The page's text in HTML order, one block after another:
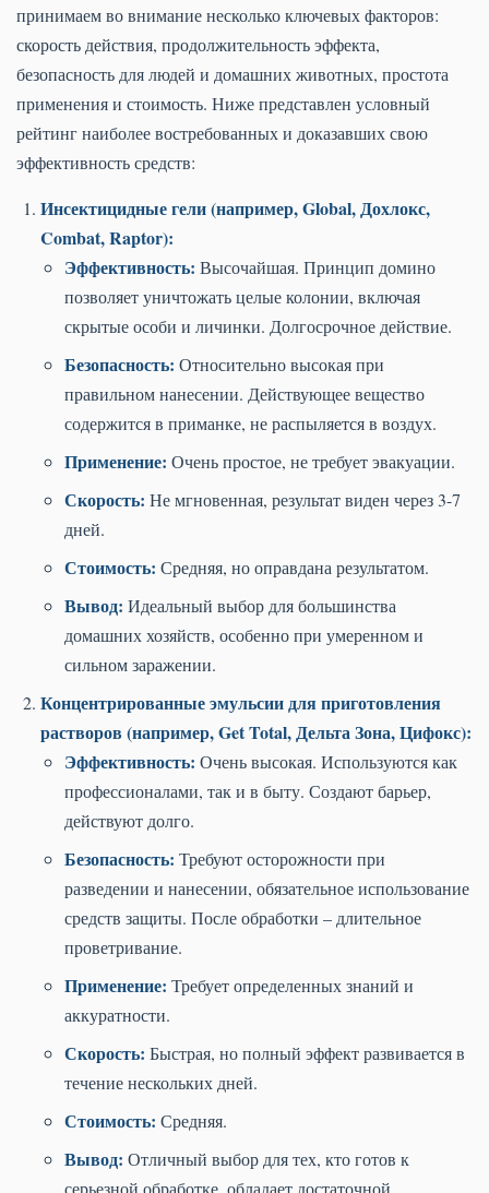
принимаем во внимание несколько ключевых факторов:
скорость действия, продолжительность эффекта,
безопасность для людей и домашних животных, простота
применения и стоимость. Ниже представлен условный
рейтинг наиболее востребованных и доказавших свою
эффективность средств:
Инсектицидные гели (например, Global, Дохлокс,
Combat, Raptor):
Эффективность: Высочайшая. Принцип домино
позволяет уничтожать целые колонии, включая
скрытые особи и личинки. Долгосрочное действие.
Безопасность: Относительно высокая при
правильном нанесении. Действующее вещество
содержится в приманке, не распыляется в воздух.
Применение: Очень простое, не требует эвакуации.
Скорость: Не мгновенная, результат виден через 3-7
дней.
Стоимость: Средняя, но оправдана результатом.
Вывод: Идеальный выбор для большинства
домашних хозяйств, особенно при умеренном и
сильном заражении.
Концентрированные эмульсии для приготовления
растворов (например, Get Total, Дельта Зона, Цифокс):
Эффективность: Очень высокая. Используются как
профессионалами, так и в быту. Создают барьер,
действуют долго.
Безопасность: Требуют осторожности при
разведении и нанесении, обязательное использование
средств защиты. После обработки – длительное
проветривание.
Применение: Требует определенных знаний и
аккуратности.
Скорость: Быстрая, но полный эффект развивается в
течение нескольких дней.
Стоимость: Средняя.
Вывод: Отличный выбор для тех, кто готов к